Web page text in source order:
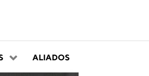
ALIADOS